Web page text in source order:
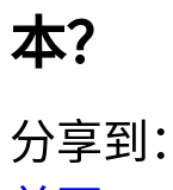
本？
分享到：